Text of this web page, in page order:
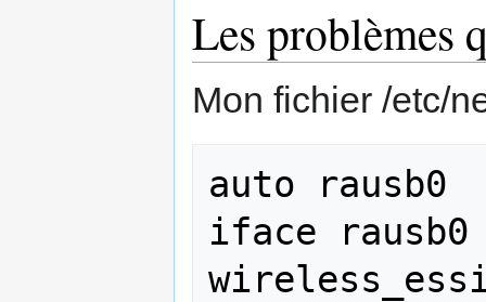
Les problèmes
Mon fichier /etc/
auto rausb0
iface